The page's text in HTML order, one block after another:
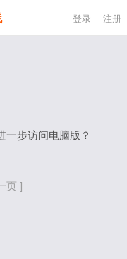
登录 注册
一步访问电脑版？
页 ]